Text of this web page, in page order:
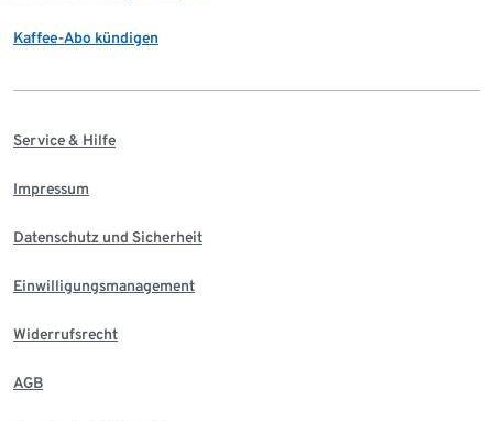
Kaffee-Abo kündigen
Service & Hilfe
Impressum
Datenschutz und Sicherheit
Einwilligungsmanagement
Widerrufsrecht
AGB